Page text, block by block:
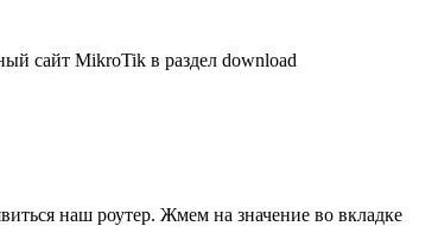
сайт MikroTik в раздел download
наш роутер. Жмем на значение во вкладке